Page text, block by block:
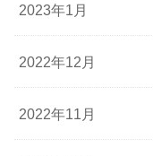
2023年1月
2022年12月
2022年11月